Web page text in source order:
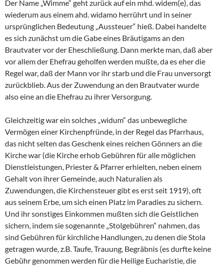
Der Name „Wimme“ geht zurück auf ein mhd. widem(e), das
wiederum aus einem ahd. widamo herrührt und in seiner
ursprünglichen Bedeutung „Aussteuer“ hieß. Dabei handelte
es sich zunächst um die Gabe eines Bräutigams an den
Brautvater vor der Eheschließung. Dann merkte man, daß aber
vor allem der Ehefrau geholfen werden mußte, da es eher die
Regel war, daß der Mann vor ihr starb und die Frau unversorgt
zurückblieb. Aus der Zuwendung an den Brautvater wurde
also eine an die Ehefrau zu ihrer Versorgung.
Gleichzeitig war ein solches „widum“ das unbewegliche
Vermögen einer Kirchenpfründe, in der Regel das Pfarrhaus,
das nicht selten das Geschenk eines reichen Gönners an die
Kirche war (die Kirche erhob Gebühren für alle möglichen
Dienstleistungen, Priester & Pfarrer erhielten, neben einem
Gehalt von ihrer Gemeinde, auch Naturalien als
Zuwendungen, die Kirchensteuer gibt es erst seit 1919), oft
aus seinem Erbe, um sich einen Platz im Paradies zu sichern.
Und ihr sonstiges Einkommen mußten sich die Geistlichen
sichern, indem sie sogenannte „Stolgebühren“ nahmen, das
sind Gebühren für kirchliche Handlungen, zu denen die Stola
getragen wurde, z.B. Taufe, Trauung, Begräbnis (es durfte keine
Gebühr genommen werden für die Heilige Eucharistie, die